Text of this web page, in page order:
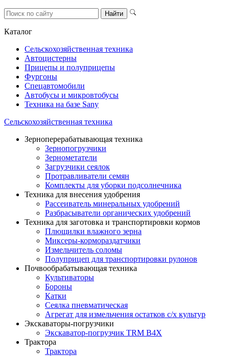
Каталог
Сельскохозяйственная техника
Автоцистерны
Прицепы и полуприцепы
Фургоны
Спецавтомобили
Автобусы и микровтобусы
Техника на базе Sany
Сельскохозяйственная техника
Зерноперерабатывающая техника
Зернопогрузчики
Зернометатели
Загрузчики сеялок
Протравливатели семян
Комплекты для уборки подсолнечника
Техника для внесения удобрения
Рассеиватель минеральных удобрений
Разбрасыватели органических удобрений
Техника для заготовка и транспортировки кормов
Плющилки влажного зерна
Миксеры-кормораздатчики
Измельчитель соломы
Полуприцеп для транспортировки рулонов
Почвообрабатывающая техника
Культиваторы
Бороны
Катки
Сеялка пневматическая
Агрегат для измельчения остатков с/х культур
Экскаваторы-погрузчики
Экскаватор-погрузчик TRM B4X
Трактора
Трактора